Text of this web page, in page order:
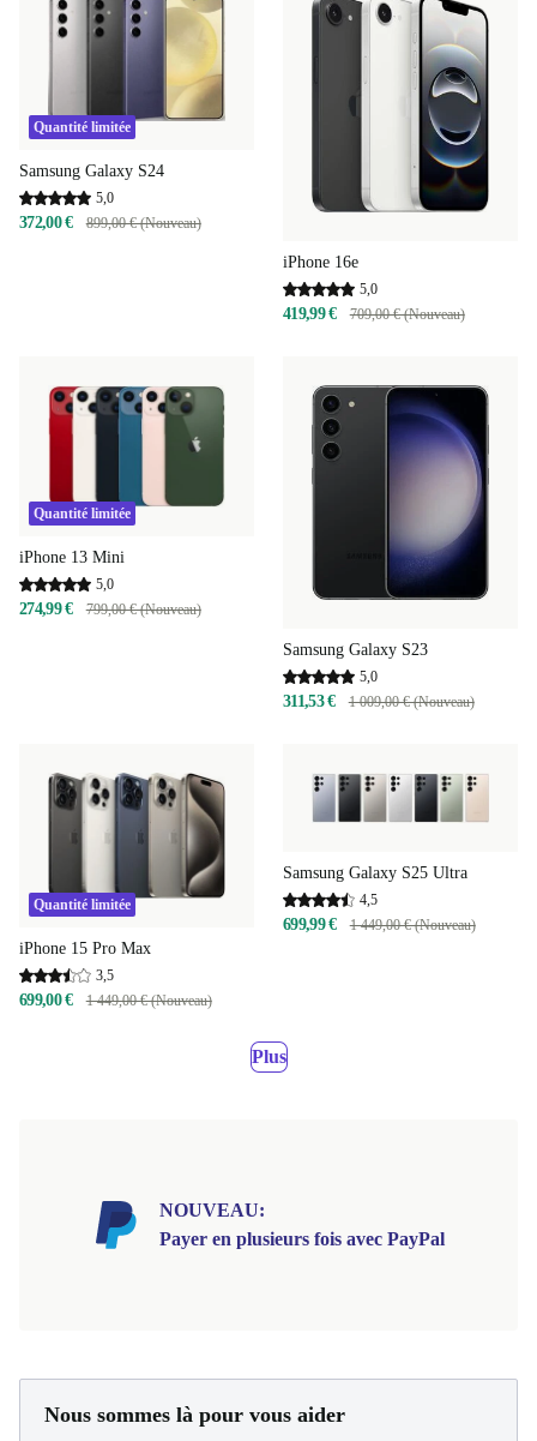
Quantité limitée
Samsung Galaxy S24
5,0
372,00 € 899,00 € (Nouveau)
iPhone 16e
5,0
419,99 € 709,00 € (Nouveau)
Quantité limitée
iPhone 13 Mini
5,0
274,99 € 799,00 € (Nouveau)
Samsung Galaxy S23
5,0
311,53 € 1 009,00 € (Nouveau)
Quantité limitée
iPhone 15 Pro Max
3,5
699,00 € 1 449,00 € (Nouveau)
Samsung Galaxy S25 Ultra
4,5
699,99 € 1 449,00 € (Nouveau)
Plus
NOUVEAU:
Payer en plusieurs fois avec PayPal
Nous sommes là pour vous aider